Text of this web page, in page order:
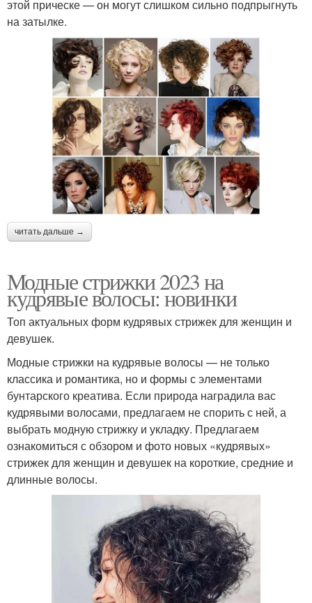
этой прическе — он могут слишком сильно подпрыгнуть
на затылке.
читать дальше →
Модные стрижки 2023 на
кудрявые волосы: новинки
Топ актуальных форм кудрявых стрижек для женщин и
девушек.
Модные стрижки на кудрявые волосы — не только
классика и романтика, но и формы с элементами
бунтарского креатива. Если природа наградила вас
кудрявыми волосами, предлагаем не спорить с ней, а
выбрать модную стрижку и укладку.⁣⁣ Предлагаем
ознакомиться с обзором и фото новых «кудрявых»
стрижек для женщин и девушек на короткие, средние и
длинные волосы.